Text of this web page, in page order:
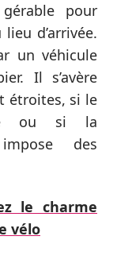
pour
d’arrivée.
un véhicule
Il s’avère
étroites, si le
ou si la
des
le charme
vélo